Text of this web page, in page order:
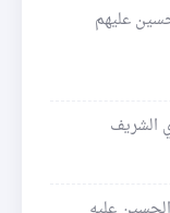
عليهم
الشريف